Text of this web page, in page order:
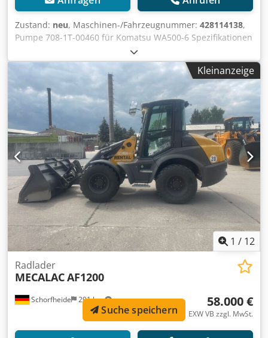
Zustand: neu, Maschinen-/Fahrzeugnummer: 428114138,
Pumpe 708-1T-00460 für Komatsu WA500-6 Spezifikationen
Cjdonthvnopfx Aamsrf Hersteller Komatsu Modell 708-1T-
00460 Hydraulik Pumpe Neuwertig Weitere Informationen
Verwendungszweck: Bauwesen, Allgemeiner Zustand: sehr
gut, Technischer Zustand: sehr gut, Optischer Zustand:
sehr gut, Lieferbedingungen: EXW,
Kleinanzeige
1 / 12
Schorfheide 291 km
Radlader
MECALACAF1200
58.000 €
EXW VB zzgl. MwSt.
Suche speichern